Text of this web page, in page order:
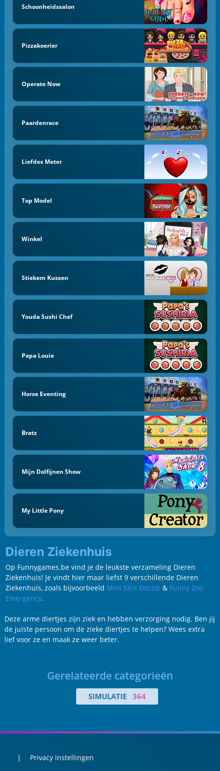
Schoonheidssalon
Pizzakoerier
Operate Now
Paardenrace
Liefdes Meter
Top Model
Winkel
Stiekem Kussen
Youda Sushi Chef
Papa Louie
Horse Eventing
Bratz
Mijn Dolfijnen Show
My Little Pony
Dieren Ziekenhuis
Op Funnygames.be vind je de leukste verzameling Dieren
Ziekenhuis! Je vindt hier maar liefst 9 verschillende Dieren
Ziekenhuis, zoals bijvoorbeeld Mini Skin Doctor& Funny Zoo
Emergency.
Deze arme diertjes zijn ziek en hebben verzorging nodig. Ben jij
de juiste persoon om de zieke diertjes te helpen? Wees extra
lief voor ze en maak ze weer beter.
Gerelateerde categorieën
SIMULATIE 364
Privacy instellingen